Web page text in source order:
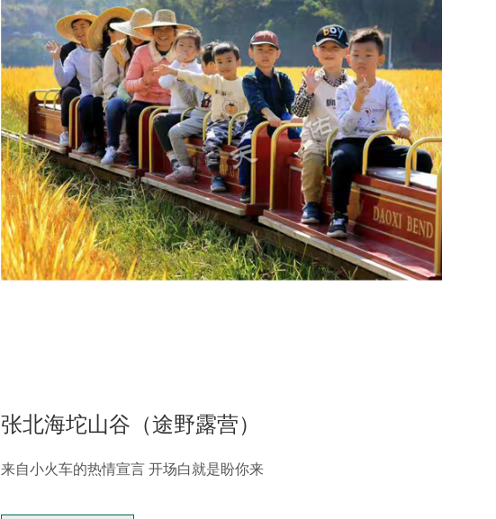
张北海坨山谷（途野露营）
来自小火车的热情宣言 开场白就是盼你来